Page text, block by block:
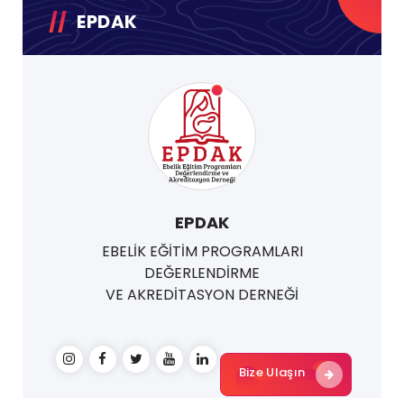
EPDAK
EPDAK
EBELİK EĞİTİM PROGRAMLARI
DEĞERLENDİRME
VE AKREDİTASYON DERNEĞİ
Bize Ulaşın